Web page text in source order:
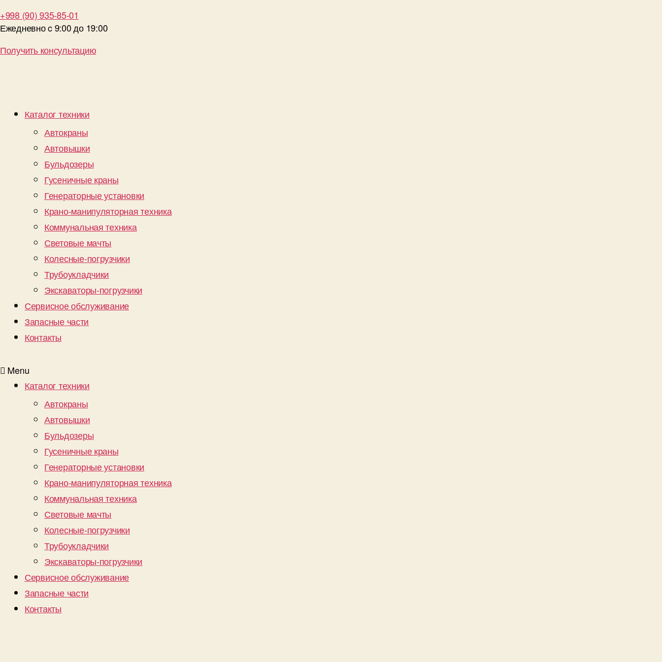
+998 (90) 935-85-01
Ежедневно c 9:00 до 19:00
Получить консультацию
Каталог техники
Автокраны
Автовышки
Бульдозеры
Гусеничные краны
Генераторные установки
Крано-манипуляторная техника
Коммунальная техника
Световые мачты
Колесные-погрузчики
Трубоукладчики
Экскаваторы-погрузчики
Сервисное обслуживание
Запасные части
Контакты
Menu
Каталог техники
Автокраны
Автовышки
Бульдозеры
Гусеничные краны
Генераторные установки
Крано-манипуляторная техника
Коммунальная техника
Световые мачты
Колесные-погрузчики
Трубоукладчики
Экскаваторы-погрузчики
Сервисное обслуживание
Запасные части
Контакты